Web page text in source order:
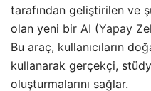
tarafından geliştirilen ve
olan yeni bir AI (Yapay
Bu araç, kullanıcıların
kullanarak gerçekçi,
oluşturmalarını sağlar.